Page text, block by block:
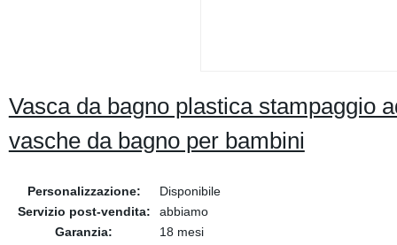
Vasca da bagno plastica stampaggio
vasche da bagno per bambini
Personalizzazione:
Disponibile
Servizio post-vendita:
abbiamo
Garanzia:
18 mesi